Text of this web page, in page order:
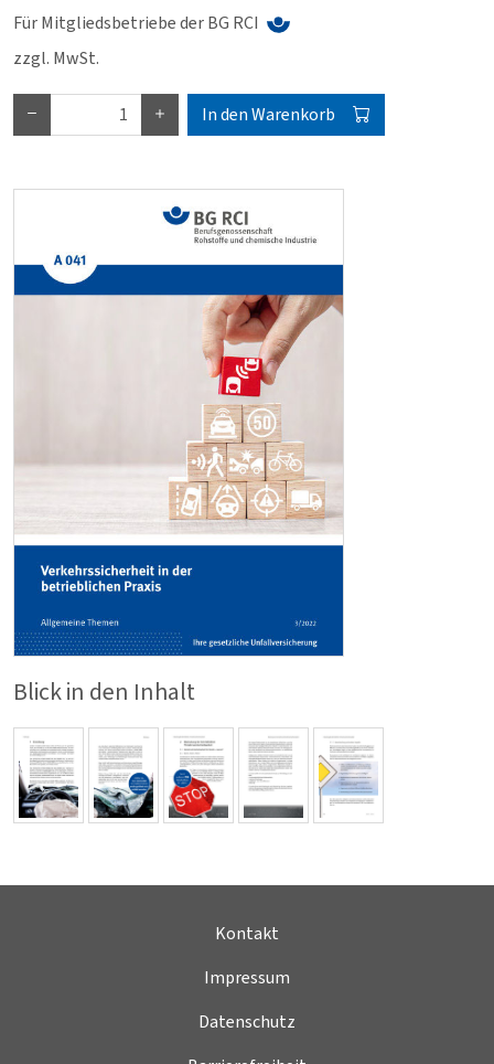
Blick in den Inhalt
Für Mitgliedsbetriebe der BG RCI
zzgl. MwSt.
In den Warenkorb
Kontakt
Impressum
Datenschutz